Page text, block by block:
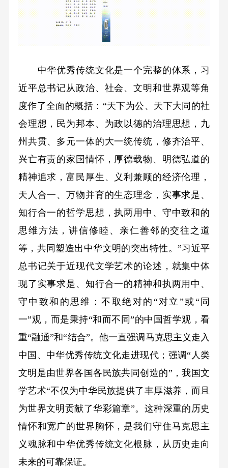
中华优秀传统文化是一个完整的体系，习
近平总书记从政治、社会、文明和世界观等角
度作了全面的概括：“天下为公、天下大同的社
会理想，民为邦本、为政以德的治理思想，九
州共贯、多元一体的大一统传统，修齐治平、
兴亡有责的家国情怀，厚德载物、明德弘道的
精神追求，富民厚生、义利兼顾的经济伦理，
天人合一、万物并育的生态理念，实事求是、
知行合一的哲学思想，执两用中、守中致和的
思维方法，讲信修睦、亲仁善邻的交往之道
等，共同塑造出中华文明的突出特性。”习近平
总书记关于近现代文学艺术的论述，就集中体
现了实事求是、知行合一的精神和执两用中、
守中致和的思维：不取绝对的“对立”或“同
一”观，而是秉持“和而不同”的中国哲学观，看
重“融通”和“结合”。他一直强调马克思主义走入
中国、中华优秀传统文化走进现代；强调“人类
文明是由世界各国各民族共同创造的”，我国文
学艺术“不仅为中华民族提供了丰厚滋养，而且
为世界文明贡献了华彩篇章”。这种深重的历史
情怀和宽广的世界胸怀，是我们守住马克思主
义魂脉和中华优秀传统文化根脉，从历史走向
未来的可靠保证。